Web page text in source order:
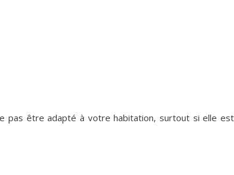
pas être adapté à votre habitation, surtout si elle est